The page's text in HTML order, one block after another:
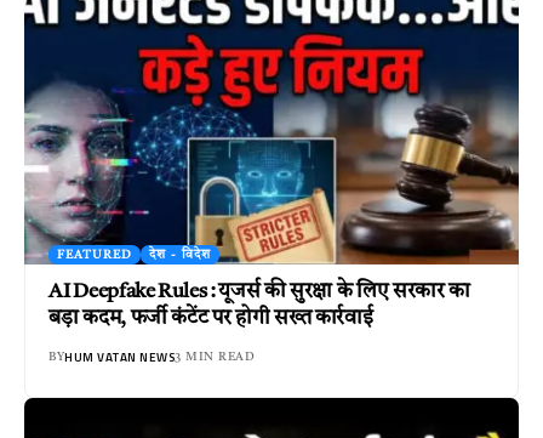
FEATURED देश - विदेश
AI Deepfake Rules : यूजर्स की सुरक्षा के लिए सरकार का
बड़ा कदम, फर्जी कंटेंट पर होगी सख्त कार्रवाई
BYHUM VATAN NEWS3 MIN READ